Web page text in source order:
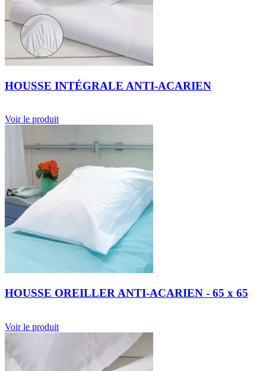
HOUSSE INTÉGRALE ANTI-ACARIEN
Voir le produit
HOUSSE OREILLER ANTI-ACARIEN - 65 x 65
Voir le produit